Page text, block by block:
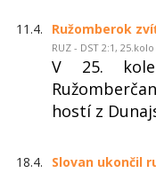
11.4. Ružomberok
RUZ - DST 2:1,
V 25.
hostí z
18.4. Slovan ukončil